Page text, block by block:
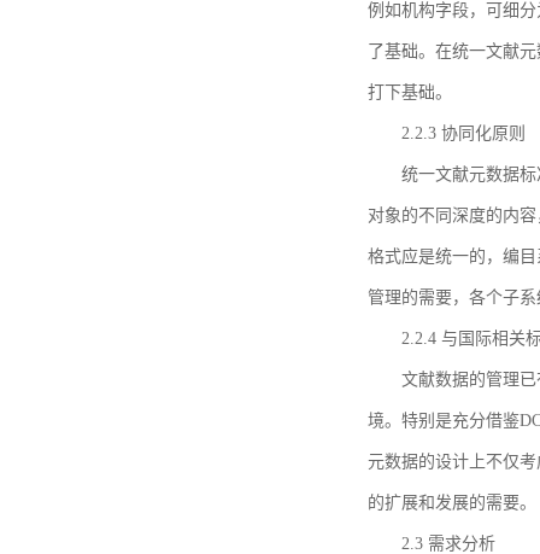
例如机构字段，可细
了基础。在统一文献
打下基础。
2.2.3 协同化原则
统一文献元数据
对象的不同深度的内
格式应是统一的，编
管理的需要，各个子
2.2.4 与国际相关
文献数据的管理
境。特别是充分借鉴
元数据的设计上不仅
的扩展和发展的需要。
2.3 需求分析